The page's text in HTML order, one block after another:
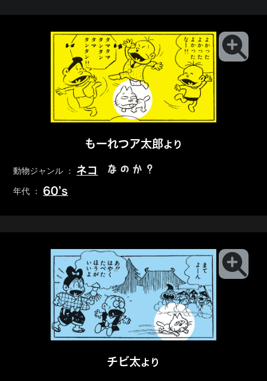
もーれつア太郎より
動物ジャンル ： ネコ なのか？
年代 ： 60’s
チビ太より